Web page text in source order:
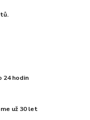
24 hodin
už 30 let